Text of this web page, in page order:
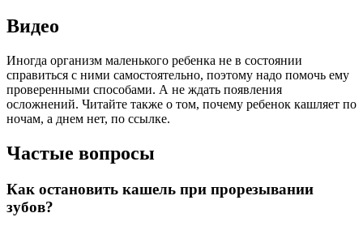
Видео
Иногда организм маленького ребенка не в состоянии
справиться с ними самостоятельно, поэтому надо помочь ему
проверенными способами. А не ждать появления
осложнений. Читайте также о том, почему ребенок кашляет по
ночам, а днем нет, по ссылке.
Частые вопросы
Как остановить кашель при прорезывании
зубов?